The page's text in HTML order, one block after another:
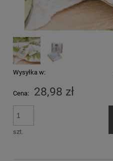
Wysyłka w:
Cena: 28,98 zł
szt.